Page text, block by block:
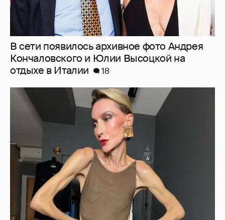
"Люблю своё тело". 52-летняя Наталья
Максимова показала фигуру в "голых"